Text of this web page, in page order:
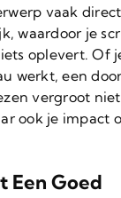
vaak
waardoor je
oplevert. Of
werkt, een
vergroot
ook je impact
Een Goed